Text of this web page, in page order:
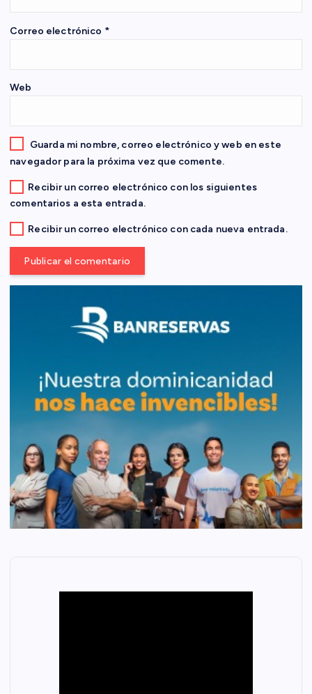
t
a
d
a
s
Correo electrónico *
Web
Guarda mi nombre, correo electrónico y web en este
navegador para la próxima vez que comente.
Recibir un correo electrónico con los siguientes
comentarios a esta entrada.
Recibir un correo electrónico con cada nueva entrada.